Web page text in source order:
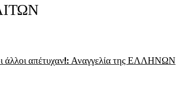
άλλοι απέτυχαν!: Αναγγελία της ΕΛΛΗΝΩΝ